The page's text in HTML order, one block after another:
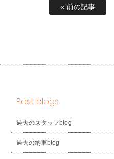
« 前の記事
Past blogs
過去のスタッフblog
過去の納車blog